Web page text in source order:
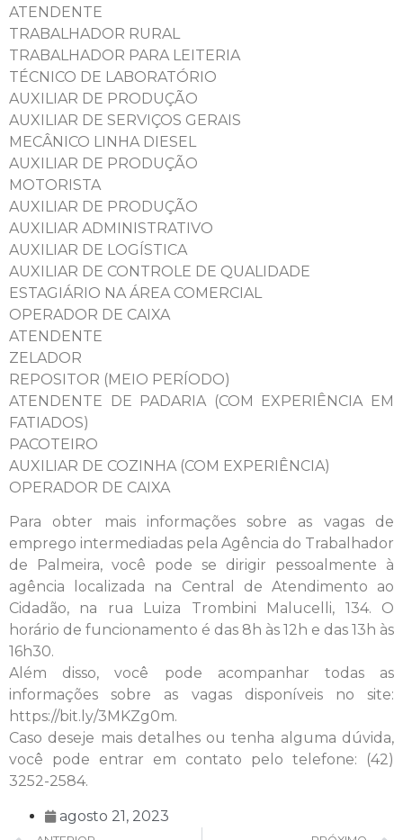
ATENDENTE
TRABALHADOR RURAL
TRABALHADOR PARA LEITERIA
TÉCNICO DE LABORATÓRIO
AUXILIAR DE PRODUÇÃO
AUXILIAR DE SERVIÇOS GERAIS
MECÂNICO LINHA DIESEL
AUXILIAR DE PRODUÇÃO
MOTORISTA
AUXILIAR DE PRODUÇÃO
AUXILIAR ADMINISTRATIVO
AUXILIAR DE LOGÍSTICA
AUXILIAR DE CONTROLE DE QUALIDADE
ESTAGIÁRIO NA ÁREA COMERCIAL
OPERADOR DE CAIXA
ATENDENTE
ZELADOR
REPOSITOR (MEIO PERÍODO)
ATENDENTE DE PADARIA (COM EXPERIÊNCIA EM
FATIADOS)
PACOTEIRO
AUXILIAR DE COZINHA (COM EXPERIÊNCIA)
OPERADOR DE CAIXA
Para obter mais informações sobre as vagas de
emprego intermediadas pela Agência do Trabalhador
de Palmeira, você pode se dirigir pessoalmente à
agência localizada na Central de Atendimento ao
Cidadão, na rua Luiza Trombini Malucelli, 134. O
horário de funcionamento é das 8h às 12h e das 13h às
16h30.
Além disso, você pode acompanhar todas as
informações sobre as vagas disponíveis no site:
https://bit.ly/3MKZg0m.
Caso deseje mais detalhes ou tenha alguma dúvida,
você pode entrar em contato pelo telefone: (42)
3252-2584.
agosto 21, 2023